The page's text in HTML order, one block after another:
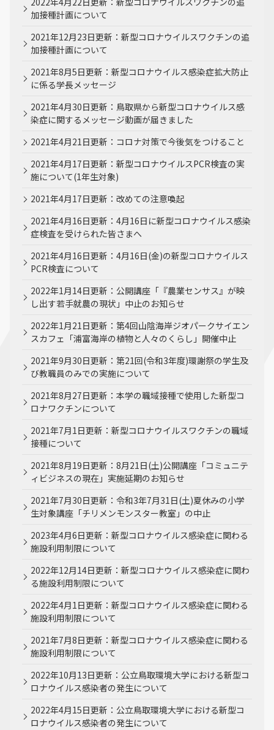
加接種計画について
2021年12月23日更新：新型コロナウイルスワクチンの追
加接種計画について
2021年8月5日更新：新型コロナウイルス感染症拡大防止
に係る学長メッセージ
2021年4月30日更新：鳥取県から新型コロナウイルス感
染症に関するメッセージ動画が届きました
2021年4月21日更新：コロナ対策で今後気をつけること
2021年4月17日更新：新型コロナウイルスPCR検査の実
施について(1年生対象)
2021年4月17日更新：改めての注意喚起
2021年4月16日更新：4月16日に新型コロナウイルス感染
症検査を受けられた皆さまへ
2021年4月16日更新：4月16日(金)の新型コロナウイルス
PCR検査について
2022年1月14日更新：公開講座「『農業センサス』が映
し出す若手就農の現状」中止のお知らせ
2022年1月21日更新：第4回山陰海岸ジオパークサイエン
スカフェ「浦富海岸の植物と人々のくらし」開催中止
2021年9月30日更新：第21回(令和3年度)環謝祭の学生及
び教職員のみでの実施について
2021年8月27日更新：本学の職域接種で使用した新型コ
ロナワクチンについて
2021年7月1日更新：新型コロナウイルスワクチンの職域
接種について
2021年8月19日更新：8月21日(土)公開講座「コミュニテ
ィビジネスの現在」実施延期のお知らせ
2021年7月30日更新：令和3年7月31日(土)夏休みの小学
生対象講座「チリメンモンスター教室」の中止
2023年4月6日更新：新型コロナウイルス感染症に関わる
施設利用制限について
2022年12月14日更新：新型コロナウイルス感染症に関わ
る施設利用制限について
2022年4月1日更新：新型コロナウイルス感染症に関わる
施設利用制限について
2021年7月8日更新：新型コロナウイルス感染症に関わる
施設利用制限について
2022年10月13日更新：公立鳥取環境大学における新型コ
ロナウイルス感染者の発生について
2022年4月15日更新：公立鳥取環境大学における新型コ
ロナウイルス感染者の発生について